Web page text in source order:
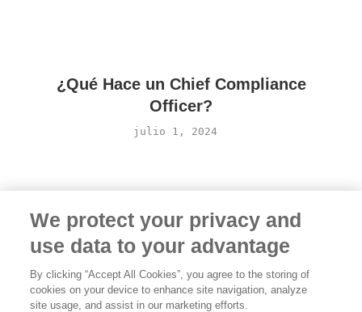
¿Qué Hace un Chief Compliance
Officer?
julio 1, 2024
Términos·Privacidad ·Aviso legal·Contacta con
We protect your privacy and
use data to your advantage
By clicking “Accept All Cookies”, you agree to the storing of
cookies on your device to enhance site navigation, analyze
site usage, and assist in our marketing efforts.